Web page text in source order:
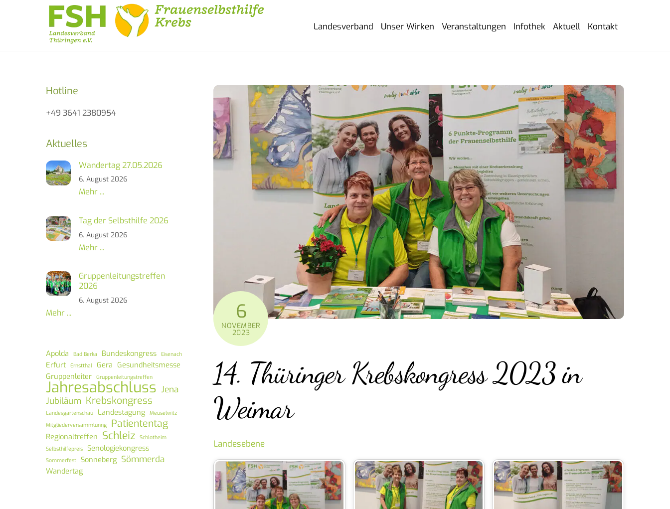
Landesverband Unser Wirken Veranstaltungen Infothek Aktuell Kontakt
6
NOVEMBER
2023
14. Thüringer Krebskongress 2023 in
Weimar
Landesebene
Hotline
+49 3641 2380954
Aktuelles
Wandertag 27.05.2026
6. August 2026
Mehr ...
Tag der Selbsthilfe 2026
6. August 2026
Mehr ...
Gruppenleitungstreffen
2026
6. August 2026
Mehr ...
Apolda Bad Berka Bundeskongress Eisenach
Erfurt Ernstthal Gera Gesundheitsmesse
Gruppenleiter
Gruppenleitungstreffen
Jahresabschluss Jena
Jubiläum Krebskongress
Landesgartenschau Landestagung
Meuselwitz
Mitgliederversammlunng
Patiententag
Regionaltreffen Schleiz
Schlotheim
Selbsthilfepreis
Senologiekongress
Sommerfest Sonneberg Sömmerda
Wandertag